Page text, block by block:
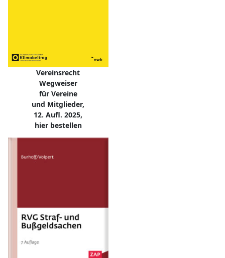
Vereinsrecht
Wegweiser
für Vereine
und Mitglieder,
12. Aufl. 2025,
hier bestellen